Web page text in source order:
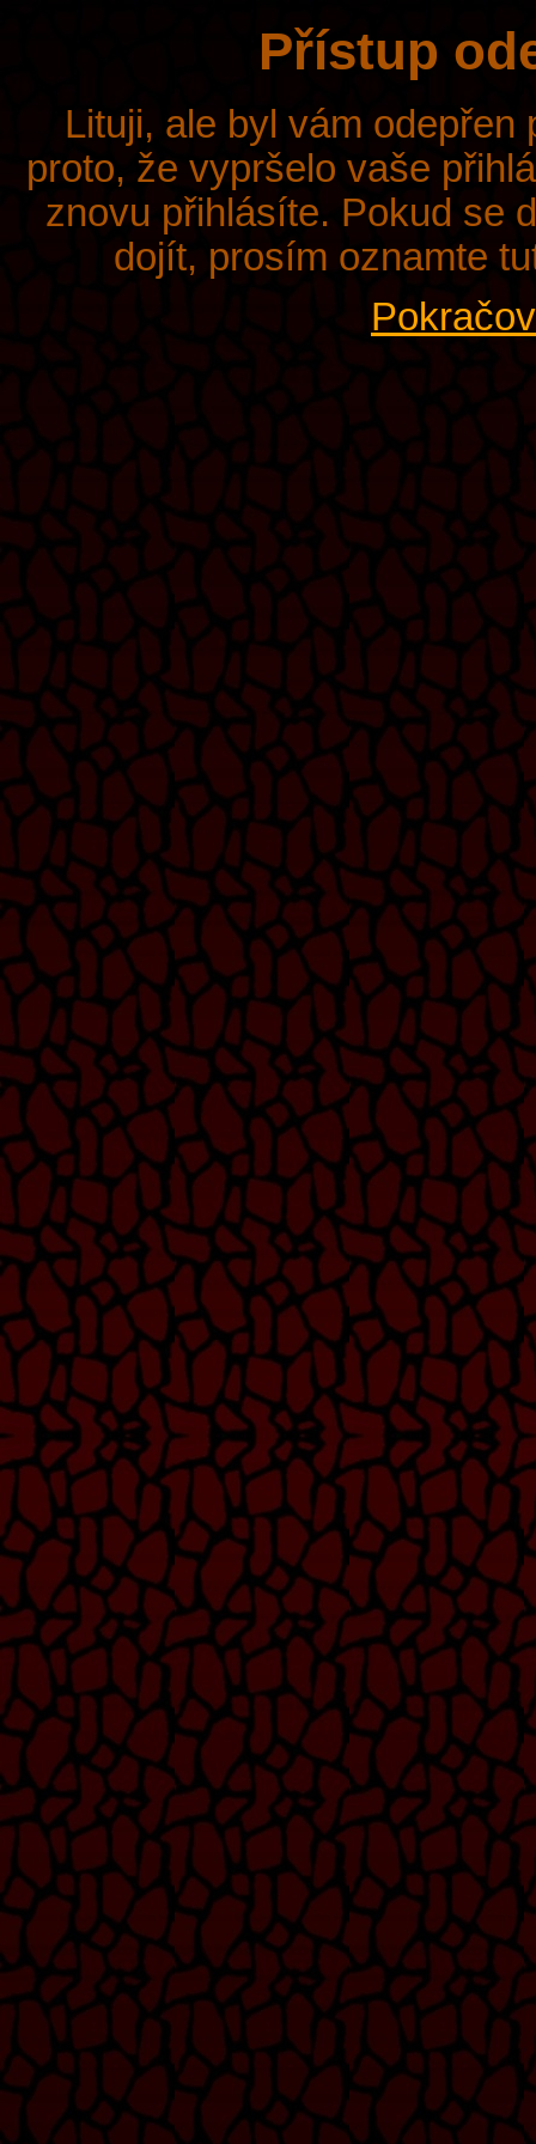
Přístup
Lituji, ale byl vám
proto, že vypršelo vaše
znovu přihlásíte. Pokud se
dojít, prosím oznamte